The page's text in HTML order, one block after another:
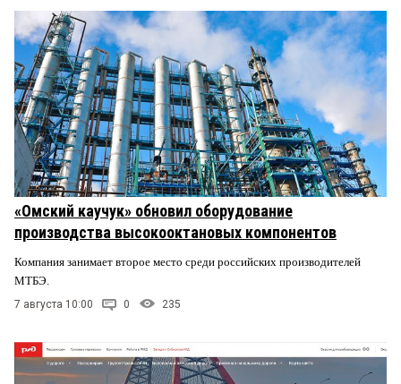
«Омский каучук» обновил оборудование
производства высокооктановых компонентов
Компания занимает второе место среди российских производителей
МТБЭ.
7 августа 10:00 0 235